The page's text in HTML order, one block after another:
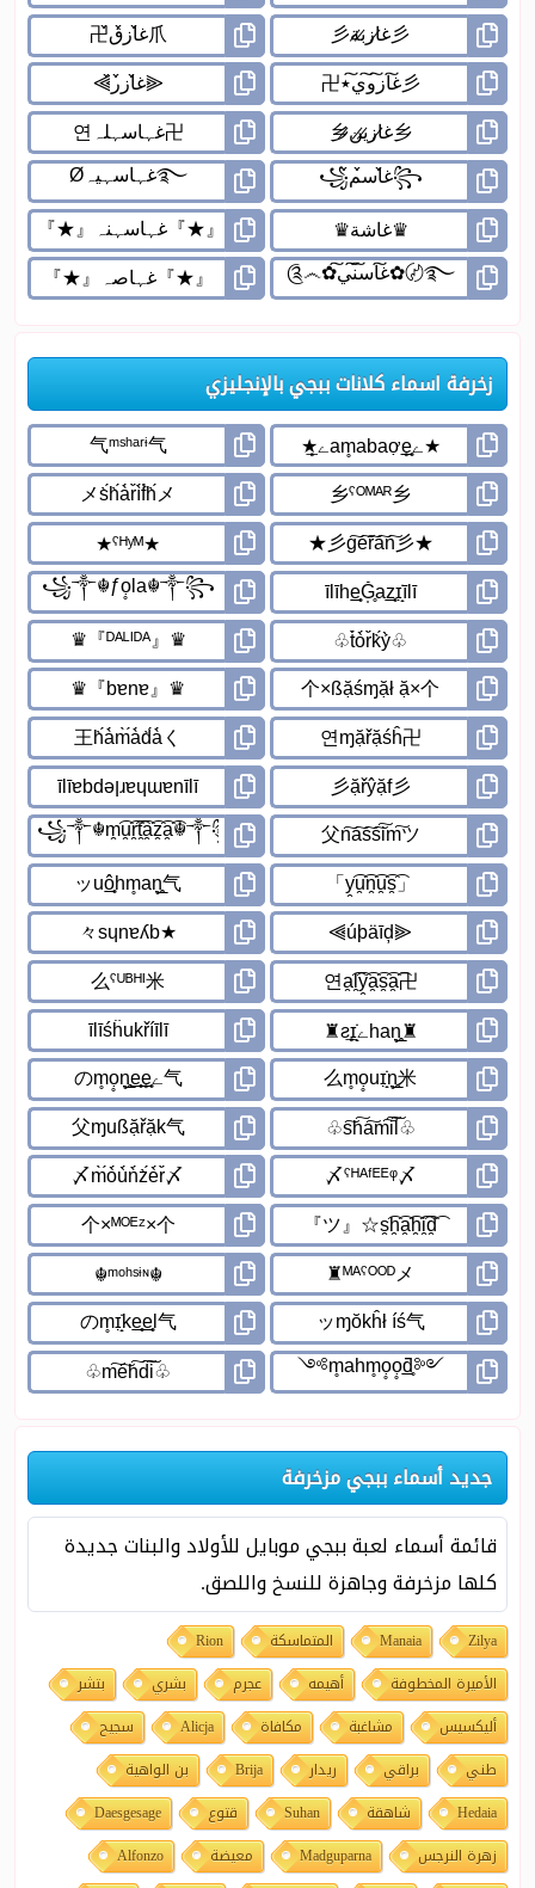
زخرفة اسماء كلانات ببجي بالإنجليزي
جديد أسماء ببجي مزخرفة
قائمة أسماء لعبة ببجي موبايل للأولاد والبنات جديدة
كلها مزخرفة وجاهزة للنسخ واللصق.
Zilya
Manaia المتماسكة
Rion
الأميرة المخطوفة
أهيمه عجرم بشري
بتشر
أليكسيس
مشاغبة مكافاة Alicja
سجيح
طني
براقي ريدار Brija
بن الواهية
Hedaia
شاهقة Suhan قتوع
Daesgesage
زهرة النرجس
Madguparna معيضة
Alfonzo